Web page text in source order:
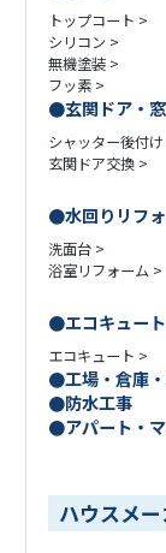
トップコート
シリコン
無機塗装
フッ素
玄関ドア・
シャッター後付け
玄関ドア交換
水回りリフ
洗面台
浴室リフォーム
エコキュー
エコキュート
工場・倉庫
防水工事
アパート・
ハウスメー